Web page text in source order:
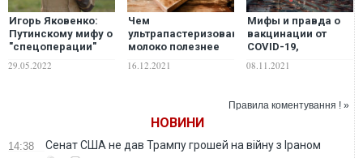
Игорь Яковенко:
Путинскому мифу о
"спецоперации"
После конфуза с
29.05.2022
Чем
ультрапастеризованное
молоко полезнее
Развеиваем мифы
16.12.2021
Мифы и правда о
вакцинации от
COVID-19,
фармзаговоре
08.11.2021
Правила коментування ! »
НОВИНИ
14:38 Сенат США не дав Трампу грошей на війну з Іраном